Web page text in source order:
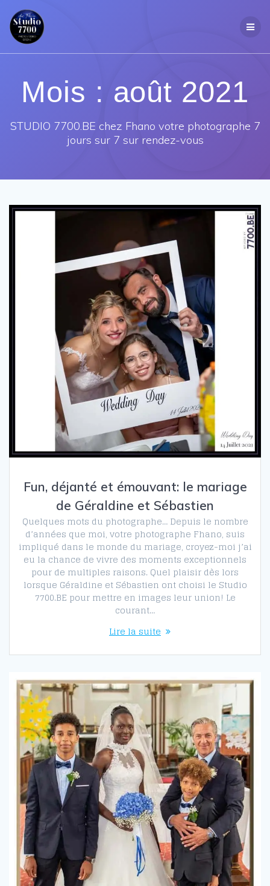
Mois : août 2021
STUDIO 7700.BE chez Fhano votre photographe 7
jours sur 7 sur rendez-vous
Fun, déjanté et émouvant: le mariage
de Géraldine et Sébastien
Quelques mots du photographe… Depuis le nombre
d’années que moi, votre photographe Fhano, suis
impliqué dans le monde du mariage, croyez-moi j’ai
eu la chance de vivre des moments exceptionnels
pour de multiples raisons. Quel plaisir dès lors
lorsque Géraldine et Sébastien ont choisi le Studio
7700.BE pour mettre en images leur union! Le
courant…
Lire la suite